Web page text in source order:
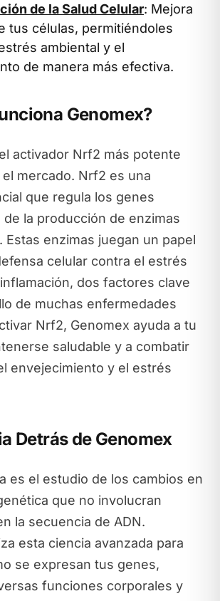
de la Salud Celular: Mejora
tus células, permitiéndoles
ambiental y el
de manera más efectiva.
Genomex?
activador Nrf2 más potente
mercado. Nrf2 es una
que regula los genes
la producción de enzimas
Estas enzimas juegan un papel
celular contra el estrés
dos factores clave
de muchas enfermedades
Nrf2, Genomex ayuda a tu
saludable y a combatir
envejecimiento y el estrés
Detrás de Genomex
es el estudio de los cambios en
que no involucran
la secuencia de ADN.
esta ciencia avanzada para
se expresan tus genes,
funciones corporales y